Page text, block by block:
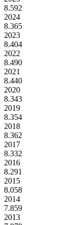
8.592
2024
8.365
2023
8.404
2022
8.490
2021
8.440
2020
8.343
2019
8.354
2018
8.362
2017
8.332
2016
8.291
2015
8.058
2014
7.859
2013